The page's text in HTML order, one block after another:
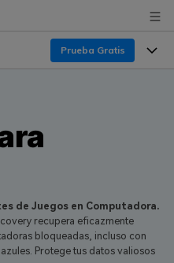
Prueba Gratis
Windows
Gratis
Exclusivas Nuevo
Datos
de Juegos en Computadora.
recupera eficazmente
bloqueadas, incluso con
Protege tus datos valiosos